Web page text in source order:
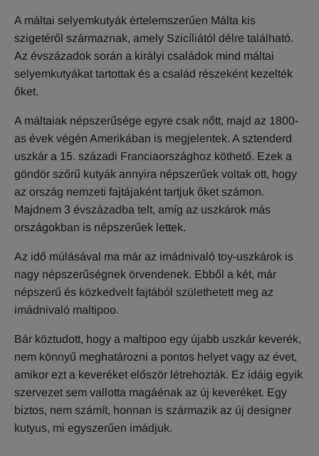
A máltai selyemkutyák értelemszerűen Málta kis
szigetéről származnak, amely Szicíliától délre található.
Az évszázadok során a királyi családok mind máltai
selyemkutyákat tartottak és a család részeként kezelték
őket.
A máltaiak népszerűsége egyre csak nőtt, majd az 1800-
as évek végén Amerikában is megjelentek. A sztenderd
uszkár a 15. századi Franciaországhoz köthető. Ezek a
göndör szőrű kutyák annyira népszerűek voltak ott, hogy
az ország nemzeti fajtájaként tartjuk őket számon.
Majdnem 3 évszázadba telt, amíg az uszkárok más
országokban is népszerűek lettek.
Az idő múlásával ma már az imádnivaló toy-uszkárok is
nagy népszerűségnek örvendenek. Ebből a két, már
népszerű és közkedvelt fajtából születhetett meg az
imádnivaló maltipoo.
Bár köztudott, hogy a maltipoo egy újabb uszkár keverék,
nem könnyű meghatározni a pontos helyet vagy az évet,
amikor ezt a keveréket először létrehozták. Ez idáig egyik
szervezet sem vallotta magáénak az új keveréket. Egy
biztos, nem számít, honnan is származik az új designer
kutyus, mi egyszerűen imádjuk.